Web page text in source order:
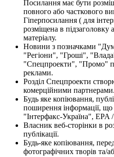
Посилання має бути
повного або часткового
Гіперпосилання ( для
розміщена в підзаголовку
матеріалу.
Новини з позначками
"Регіони", "Гроші",
"Спецпроекти", "Промо"
реклами.
Розділ Спецпроекти
комерційними партнерами.
Будь яке копіювання,
поширення інформації, що
"Інтерфакс-Україна", EPA
Власник веб-сторінки в
публікації.
Будь-яке копіювання,
фотографічних творів та/